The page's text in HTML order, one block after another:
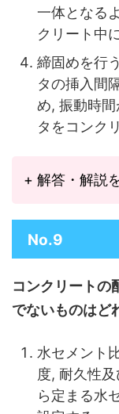
一体となる
クリート中
締固めを行
タの挿入間
め, 振動時
タをコンク
+ 解答・解説
No.9
コンクリートの
でないものはど
水セメント
度, 耐久性
ら定まる水